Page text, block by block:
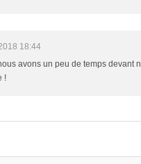
18:44
avons un peu de temps devant
!